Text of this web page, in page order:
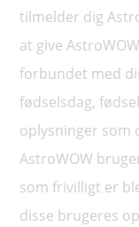
tilmelder dig
at give
forbundet med
fødselsdag,
oplysninger som
AstroWOW
som frivilligt er
disse brugeres